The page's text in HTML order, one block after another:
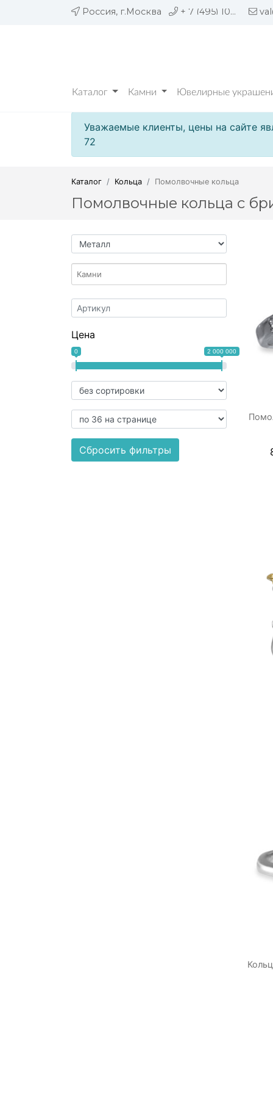
Россия, г.Москва + 7 (495) 109 05 72
Каталог Камни Ювелирные
Уважаемые клиенты, цены на сайте
72
Каталог Кольца Помолвочные кольца
Помолвочные кольца с
Цена
0 2 000 000
Сбросить фильтры